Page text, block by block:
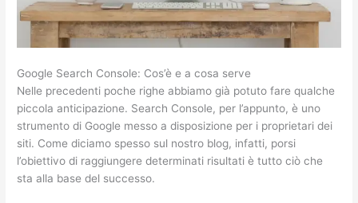
Google Search Console: Cos’è e a cosa serve
Nelle precedenti poche righe abbiamo già potuto fare qualche
piccola anticipazione. Search Console, per l’appunto, è uno
strumento di Google messo a disposizione per i proprietari dei
siti. Come diciamo spesso sul nostro blog, infatti, porsi
l’obiettivo di raggiungere determinati risultati è tutto ciò che
sta alla base del successo.